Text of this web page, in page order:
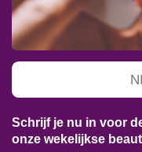
Schrijf je nu in voor
onze wekelijkse